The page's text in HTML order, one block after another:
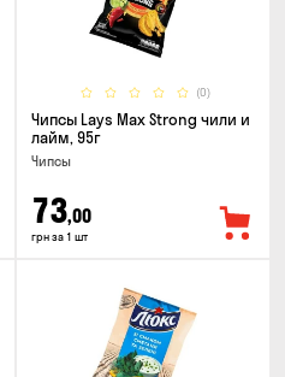
(0)
Чипсы Lays Max Strong чили и
лайм, 95г
Чипсы
73,00
грн за 1 шт